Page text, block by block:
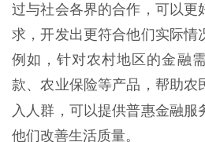
过与社会各界的合作，可以更
求，开发出更符合他们实际情
例如，针对农村地区的金融
款、农业保险等产品，帮助农
入人群，可以提供普惠金融服
他们改善生活质量。